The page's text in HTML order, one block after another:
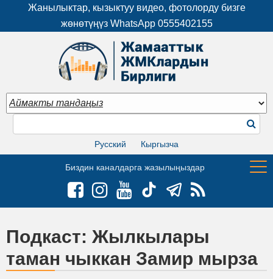
Жанылыктар, кызыктуу видео, фотолорду бизге
жөнөтүңүз WhatsApp 0555402155
Русский Кыргызча
Биздин каналдарга жазылыңыздар
Подкаст: Жылкылары
таман чыккан Замир мырза